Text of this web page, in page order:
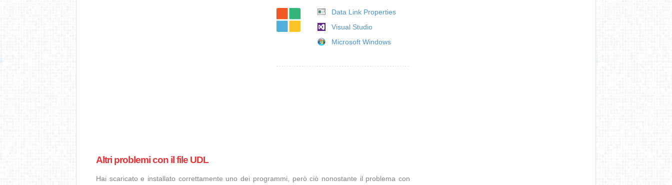
Data Link Properties
Visual Studio
Microsoft Windows
Altri problemi con il file UDL
Hai scaricato e installato correttamente uno dei programmi, però ciò nonostante il problema con